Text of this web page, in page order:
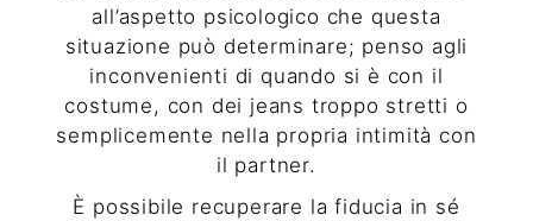
all’aspetto psicologico che questa
situazione può determinare; penso agli
inconvenienti di quando si è con il
costume, con dei jeans troppo stretti o
semplicemente nella propria intimità con
il partner.
È possibile recuperare la fiducia in sé